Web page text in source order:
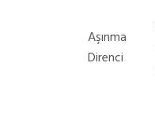
Aşınma
Direnci